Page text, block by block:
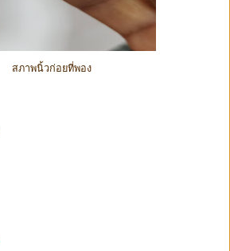
สภาพนิ้วก่อยที่พอง